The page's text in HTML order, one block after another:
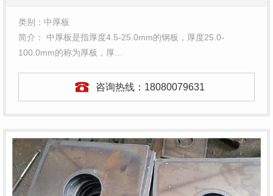
类别：中厚板
简介： 中厚板是指厚度4.5-25.0mm的钢板，厚度25.0-
100.0mm的称为厚板，厚…
咨询热线： 18080079631